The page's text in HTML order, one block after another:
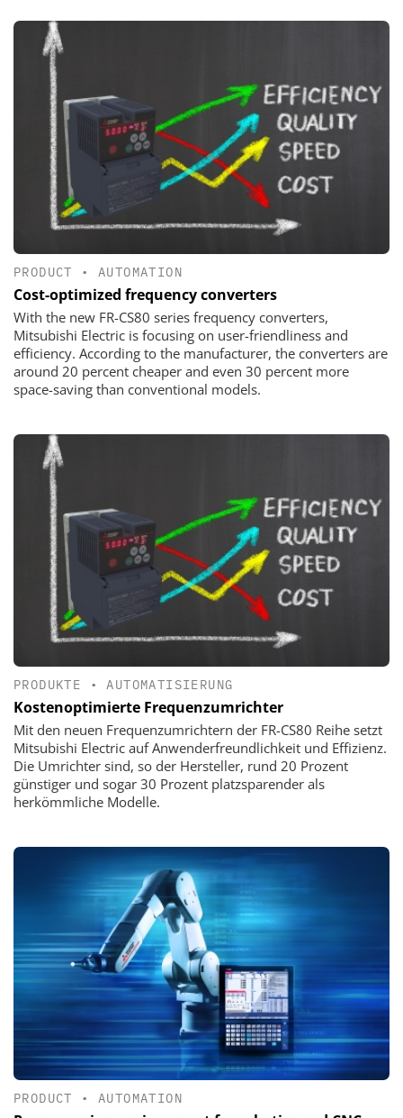
PRODUCT •AUTOMATION
Cost-optimized frequency converters
With the new FR-CS80 series frequency converters,
Mitsubishi Electric is focusing on user-friendliness and
efficiency. According to the manufacturer, the converters are
around 20 percent cheaper and even 30 percent more
space-saving than conventional models.
PRODUKTE •AUTOMATISIERUNG
Kostenoptimierte Frequenzumrichter
Mit den neuen Frequenzumrichtern der FR-CS80 Reihe setzt
Mitsubishi Electric auf Anwenderfreundlichkeit und Effizienz.
Die Umrichter sind, so der Hersteller, rund 20 Prozent
günstiger und sogar 30 Prozent platzsparender als
herkömmliche Modelle.
PRODUCT •AUTOMATION